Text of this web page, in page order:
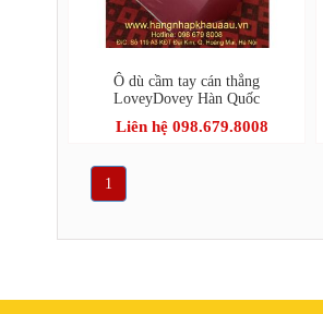
Ô dù cầm tay cán thẳng
LoveyDovey Hàn Quốc
Liên hệ 098.679.8008
1